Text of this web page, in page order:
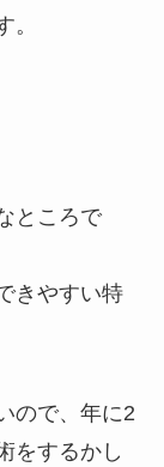
。
ところで
きやすい特
ので、年に2
をするかし